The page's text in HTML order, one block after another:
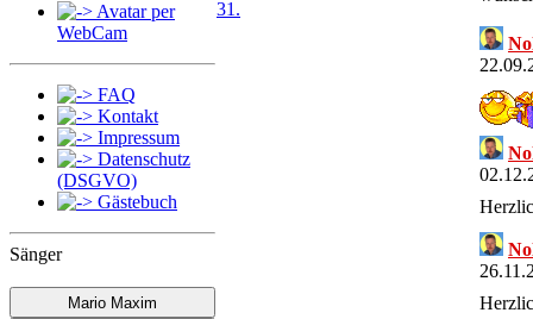
Avatar per
WebCam
FAQ
Kontakt
Impressum
Datenschutz
(DSGVO)
Gästebuch
Sänger
Mario Maxim
31.